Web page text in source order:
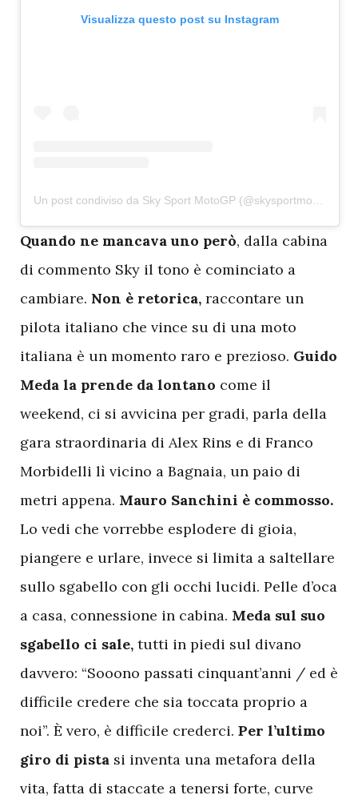
Visualizza questo post su Instagram
Quando ne mancava uno però, dalla cabina
di commento Sky il tono è cominciato a
cambiare. Non è retorica, raccontare un
pilota italiano che vince su di una moto
italiana è un momento raro e prezioso. Guido
Meda la prende da lontano come il
weekend, ci si avvicina per gradi, parla della
gara straordinaria di Alex Rins e di Franco
Morbidelli lì vicino a Bagnaia, un paio di
metri appena. Mauro Sanchini è commosso.
Lo vedi che vorrebbe esplodere di gioia,
piangere e urlare, invece si limita a saltellare
sullo sgabello con gli occhi lucidi. Pelle d’oca
a casa, connessione in cabina. Meda sul suo
sgabello ci sale, tutti in piedi sul divano
davvero: “Sooono passati cinquant’anni / ed è
difficile credere che sia toccata proprio a
noi”. È vero, è difficile crederci. Per l’ultimo
giro di pista si inventa una metafora della
vita, fatta di staccate a tenersi forte, curve